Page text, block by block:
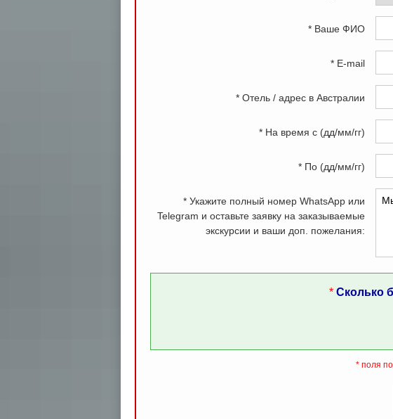
* Ваше ФИО
* E-mail
* Отель / адрес в Австралии
* На время с (дд/мм/гг)
* По (дд/мм/гг)
* Укажите полный номер WhatsApp или
Telegram и оставьте заявку на заказываемые
экскурсии и ваши доп. пожелания:
* Сколько
* поля